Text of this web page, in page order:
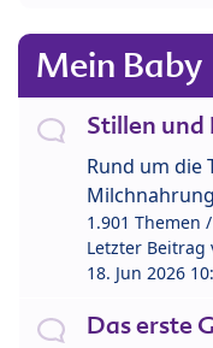
Mein Baby
Stillen und
Rund um die
Milchnahrung
1.901 Themen
Letzter Beitrag
18. Jun 2026
Das erste